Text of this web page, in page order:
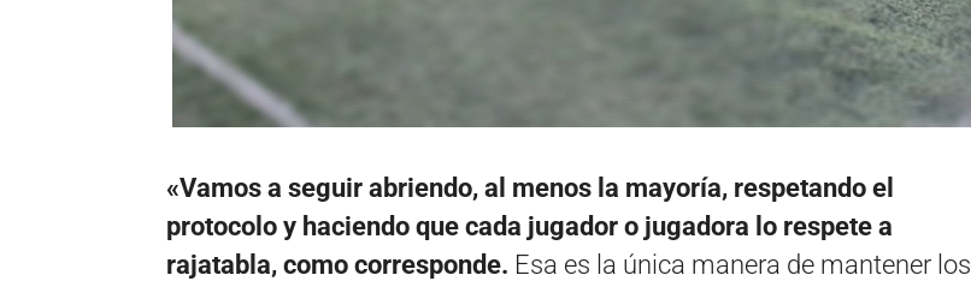
«Vamos a seguir abriendo, al menos la mayoría, respetando el
protocolo y haciendo que cada jugador o jugadora lo respete a
rajatabla, como corresponde. Esa es la única manera de mantener los